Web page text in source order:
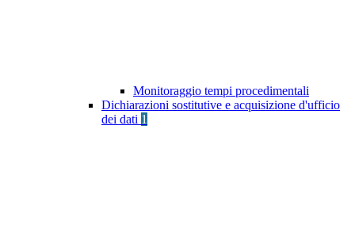
Monitoraggio tempi procedimentali
Dichiarazioni sostitutive e acquisizione d'ufficio
dei dati 1